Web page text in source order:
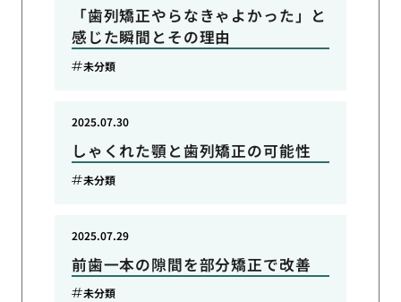
「歯列矯正やらなきゃよかった」と
感じた瞬間とその理由
未分類
しゃくれた顎と歯列矯正の可能性
2025.07.30
未分類
前歯一本の隙間を部分矯正で改善
2025.07.29
未分類